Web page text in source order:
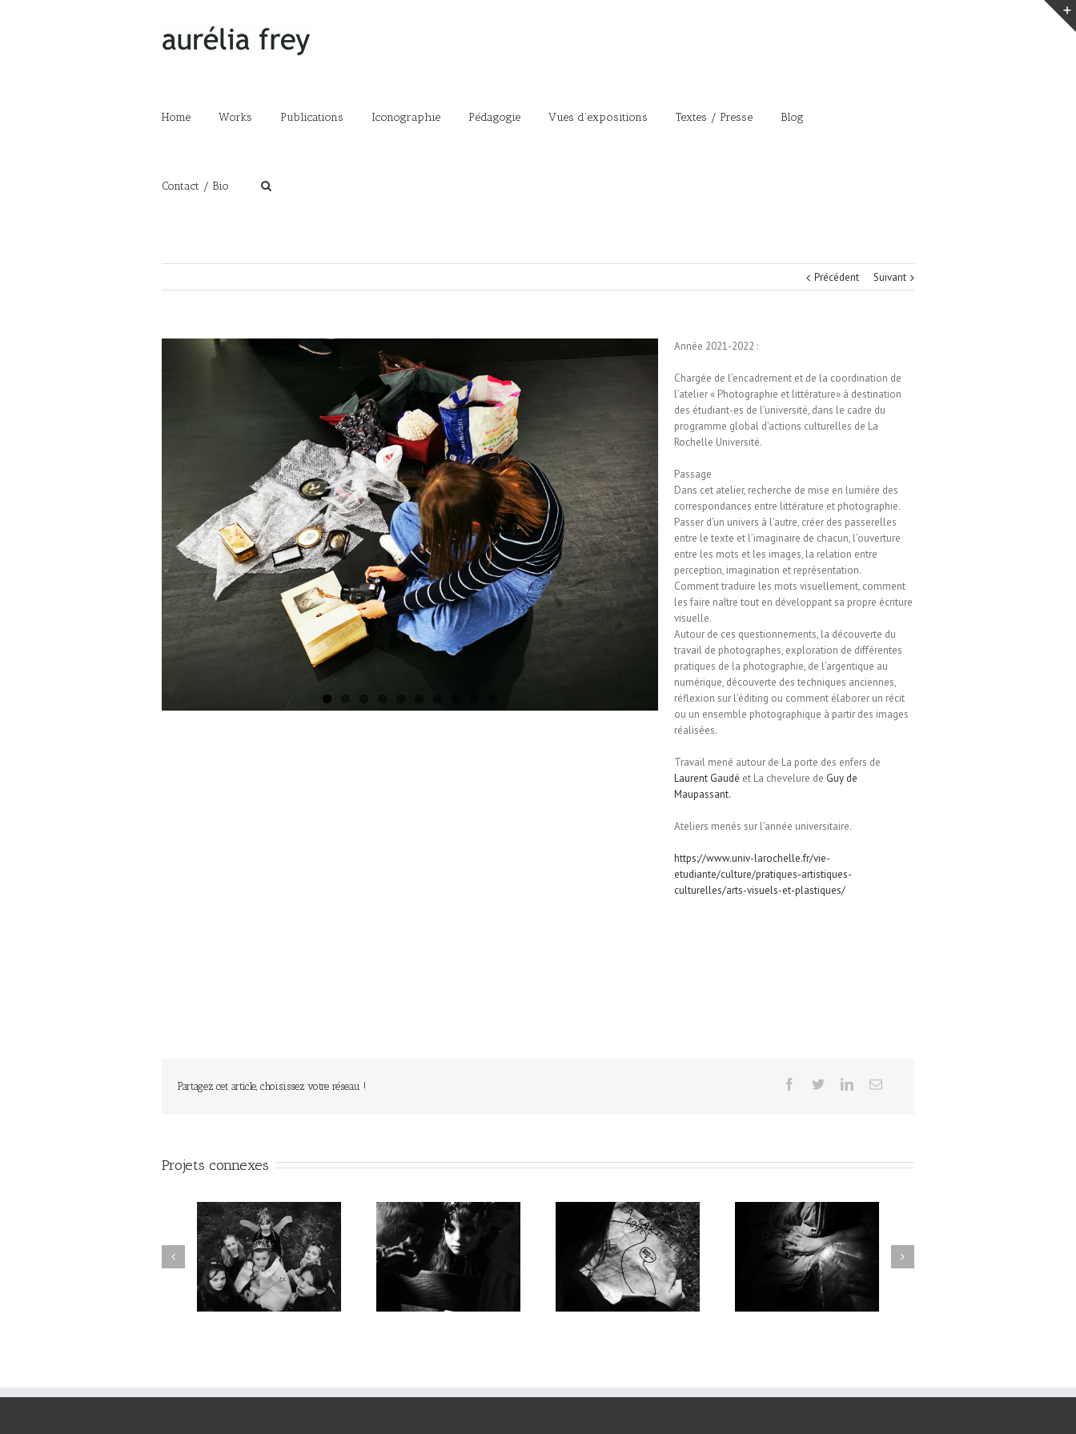
Home Works Publications Iconographie Pédagogie Vues d’expositions Textes / Presse Blog
Contact / Bio
Précédent Suivant
Année 2021-2022 :
Chargée de l’encadrement et de la coordination de
l’atelier « Photographie et littérature» à destination
des étudiant-es de l’université, dans le cadre du
programme global d’actions culturelles de La
Rochelle Université.
Passage
Dans cet atelier, recherche de mise en lumière des
correspondances entre littérature et photographie.
Passer d’un univers à l’autre, créer des passerelles
entre le texte et l’imaginaire de chacun, l’ouverture
entre les mots et les images, la relation entre
perception, imagination et représentation.
Comment traduire les mots visuellement, comment
les faire naître tout en développant sa propre écriture
visuelle.
Autour de ces questionnements, la découverte du
travail de photographes, exploration de différentes
pratiques de la photographie, de l’argentique au
numérique, découverte des techniques anciennes,
réflexion sur l’éditing ou comment élaborer un récit
ou un ensemble photographique à partir des images
réalisées.
Travail mené autour de La porte des enfers de
Laurent Gaudé et La chevelure de Guy de
Maupassant.
Ateliers menés sur l’année universitaire.
https://www.univ-larochelle.fr/vie-
etudiante/culture/pratiques-artistiques-
culturelles/arts-visuels-et-plastiques/
Partagez cet article, choisissez votre réseau !
Projets connexes
LA FLEUR DE CRISTAL /
Emmanuel Faivre / École de
L’ARBRE DES TROLLS /
Emmanuel Faivre / École
d’Englefontaire
UNE MYSTÉRIEUSE CARTE
/ Emmanuel Faivre / École
Englefontaine
LA BELLE SAUVAGE /
Emmanuel Faivre / École
Houdain-Lez-Bavay
ARTHUR & MERLIN
L’ENCHANTEUR / Emmanuel
Faivre / École de Maroilles